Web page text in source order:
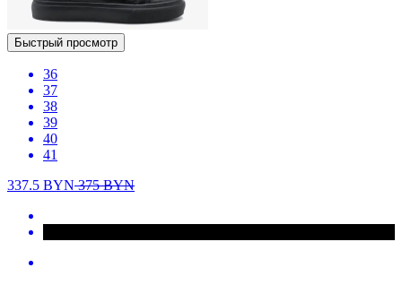
Быстрый просмотр
36
37
38
39
40
41
337.5 BYN375BYN